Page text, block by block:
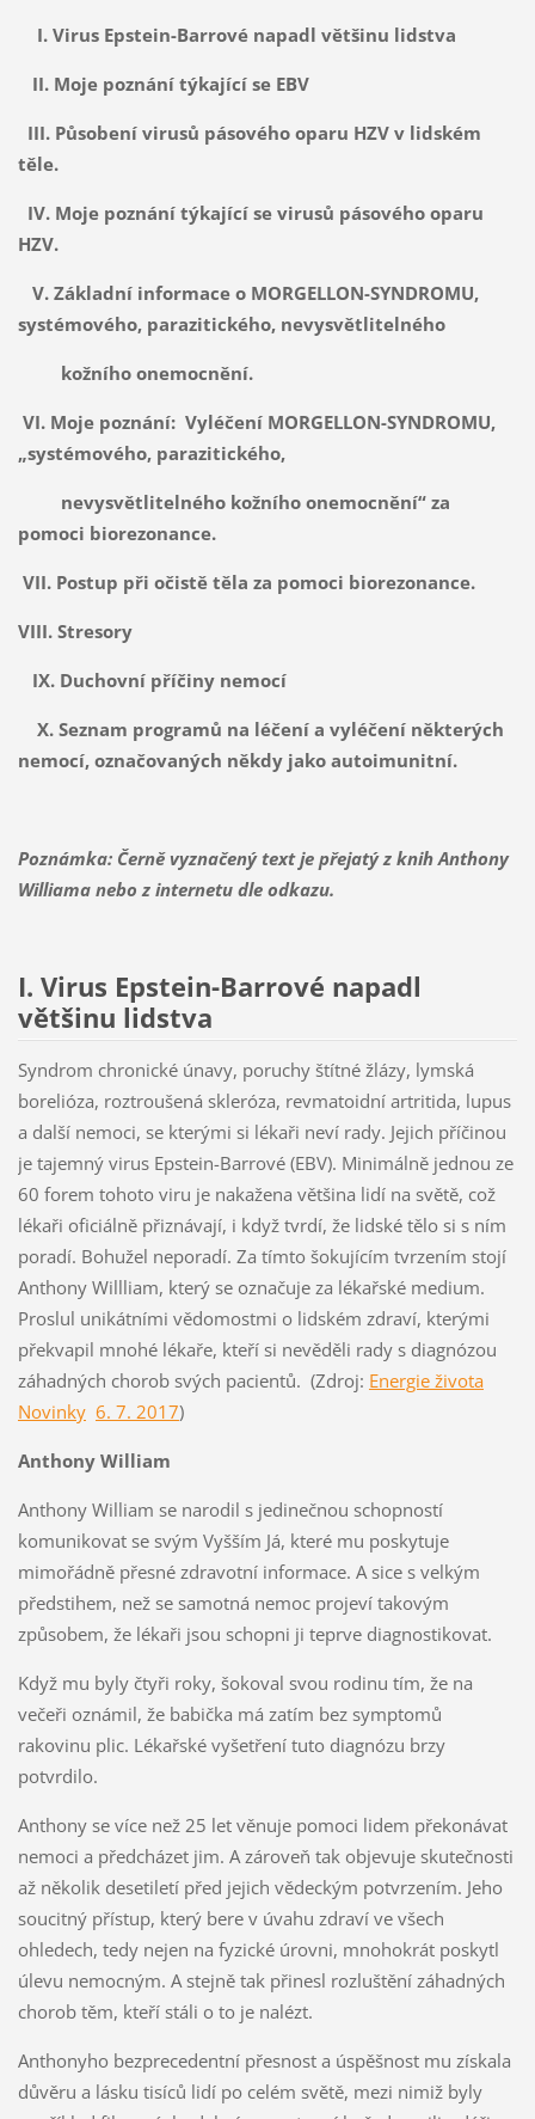
I. Virus Epstein-Barrové napadl většinu lidstva
II. Moje poznání týkající se EBV
III. Působení virusů pásového oparu HZV v lidském
těle.
IV. Moje poznání týkající se virusů pásového oparu
HZV.
V. Základní informace o MORGELLON-SYNDROMU,
systémového, parazitického, nevysvětlitelného
kožního onemocnění.
VI. Moje poznání: Vyléčení MORGELLON-SYNDROMU,
„systémového, parazitického,
nevysvětlitelného kožního onemocnění“ za
pomoci biorezonance.
VII. Postup při očistě těla za pomoci biorezonance.
VIII. Stresory
IX. Duchovní příčiny nemocí
X. Seznam programů na léčení a vyléčení některých
nemocí, označovaných někdy jako autoimunitní.
Poznámka: Černě vyznačený text je přejatý z knih Anthony
Williama nebo z internetu dle odkazu.
I. Virus Epstein-Barrové napadl
většinu lidstva
Syndrom chronické únavy, poruchy štítné žlázy, lymská
borelióza, roztroušená skleróza, revmatoidní artritida, lupus
a další nemoci, se kterými si lékaři neví rady. Jejich příčinou
je tajemný virus Epstein-Barrové (EBV). Minimálně jednou ze
60 forem tohoto viru je nakažena většina lidí na světě, což
lékaři oficiálně přiznávají, i když tvrdí, že lidské tělo si s ním
poradí. Bohužel neporadí. Za tímto šokujícím tvrzením stojí
Anthony Willliam, který se označuje za lékařské medium.
Proslul unikátními vědomostmi o lidském zdraví, kterými
překvapil mnohé lékaře, kteří si nevěděli rady s diagnózou
záhadných chorob svých pacientů. (Zdroj: Energie života
Novinky 6. 7. 2017)
Anthony William
Anthony William se narodil s jedinečnou schopností
komunikovat se svým Vyšším Já, které mu poskytuje
mimořádně přesné zdravotní informace. A sice s velkým
předstihem, než se samotná nemoc projeví takovým
způsobem, že lékaři jsou schopni ji teprve diagnostikovat.
Když mu byly čtyři roky, šokoval svou rodinu tím, že na
večeři oznámil, že babička má zatím bez symptomů
rakovinu plic. Lékařské vyšetření tuto diagnózu brzy
potvrdilo.
Anthony se více než 25 let věnuje pomoci lidem překonávat
nemoci a předcházet jim. A zároveň tak objevuje skutečnosti
až několik desetiletí před jejich vědeckým potvrzením. Jeho
soucitný přístup, který bere v úvahu zdraví ve všech
ohledech, tedy nejen na fyzické úrovni, mnohokrát poskytl
úlevu nemocným. A stejně tak přinesl rozluštění záhadných
chorob těm, kteří stáli o to je nalézt.
Anthonyho bezprecedentní přesnost a úspěšnost mu získala
důvěru a lásku tisíců lidí po celém světě, mezi nimiž byly